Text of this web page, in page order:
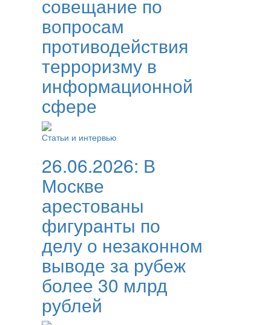
совещание по
вопросам
противодействия
терроризму в
информационной
сфере
Статьи и интервью
26.06.2026: В
Москве
арестованы
фигуранты по
делу о незаконном
выводе за рубеж
более 30 млрд
рублей